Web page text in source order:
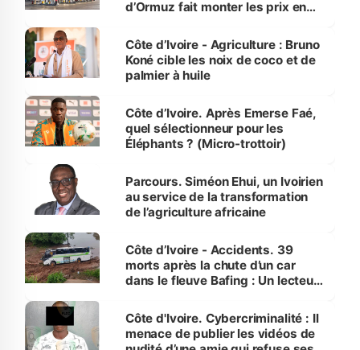
d’Ormuz fait monter les prix en
Côte d’Ivoire - Agriculture : Bruno
Koné cible les noix de coco et de
palmier à huile
Côte d’Ivoire. Après Emerse Faé,
quel sélectionneur pour les
Éléphants ? (Micro-trottoir)
Parcours. Siméon Ehui, un Ivoirien
au service de la transformation
de l’agriculture africaine
Côte d’Ivoire - Accidents. 39
morts après la chute d’un car
dans le fleuve Bafing : Un lecteur
des Transports
Côte d'Ivoire. Cybercriminalité : Il
menace de publier les vidéos de